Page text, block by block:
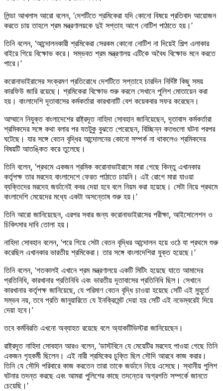
লিন্ডা আখলাস আরো বলেন, ‘দেশটিতে শ্রমিকেরা যদি কোনো বিষয়ে প্রতিবাদ আয়োজন
করতে চায় তাহলে শ্রম মন্ত্রণালয়কে দুই সপ্তাহ আগে নোটিশ পাঠাতে হয়।’
তিনি বলেন, ‘আন্দোলনকারী শ্রমিকেরা সেরকম কোনো নোটিশ না দিয়েই শিল্প এলাকার
বাইরে গিয়ে বিক্ষোভ করে। সম্ভবত শ্রম মন্ত্রণালয় এটিকে অবৈধ বিক্ষোভ মনে করতে
পারে।’
করোনাভাইরাসের সংক্রমণ প্রতিরোধে দেশটিতে সপ্তাহে চারদিন নির্দিষ্ট কিছু সময়
কারফিউ জারি রয়েছে। শ্রমিকেরা বিক্ষোভ শুরু করলে সেখানে পুলিশ মোতায়েন করা
হয়। বাংলাদেশি দূতাবাসের কর্মকর্তারা কারখানাটি বেশ কয়েকবার সফর করেছেন।
আম্মানে নিযুক্ত বাংলাদেশের রাষ্ট্রদূত নাহিদা সোবহান জানিয়েছেন, দূতাবাস কর্মকর্তারা
শ্রমিকদের সঙ্গে কথা বলার পর যতটুকু বুঝতে পেরেছেন, বিচ্ছিন্ন কতগুলো ঘটনা পরপর
ঘটেছে। যার সঙ্গে বেতন বৃদ্ধির আন্দোলনের কোনো সম্পর্ক না থাকলেও শ্রমিকদের
বিষয়টি আতঙ্কিত করে তুলেছে।
তিনি বলেন, ‘প্রথমে একজন শ্রমিক করোনাভাইরাসে মারা গেছে কিন্তু এখানকার
কর্তৃপক্ষ তার মরদেহ বাংলাদেশে ফেরত পাঠাতে চায়নি। এই রোগে মারা যাওয়া
ব্যক্তিদের মরদেহ জর্ডানেই কবর দেয়া হবে বলে নিয়ম করা হয়েছে। সেটা নিয়ে প্রথমে
বাংলাদেশি মেয়েদের মধ্যে একটা অসন্তোষ শুরু হয়।’
তিনি আরো জানিয়েছেন, এরপর সবার জন্য করোনাভাইরাসের পরীক্ষা, আইসোলেশন ও
চিকিৎসার দাবি তোলা হয়।
নাহিদা সোবহান বলেন, ‘পরে গিয়ে সেটা বেতন বৃদ্ধির আন্দোলন হয়ে ওঠে যা প্রথমে শুরু
করেছিল এখানকার ভারতীয় শ্রমিকেরা। তার সঙ্গে বাংলাদেশিরা যুক্ত হয়েছে।’
তিনি বলেন, ‘গতকালই এখানে শ্রম মন্ত্রণালয়ে একটি মিটিং হয়েছে যাতে আমাদের
প্রতিনিধি, কারখানার প্রতিনিধি এবং ভারতীয় দূতাবাসের প্রতিনিধি ছিল। সেখানে
কারখানার কর্তৃপক্ষ জানিয়েছে, যে পরিমাণ বেতন বৃদ্ধি চাওয়া হয়েছে সেটি এই মুহূর্তে
সম্ভব নয়, তবে প্রতি জানুয়ারিতে যে ইনক্রিমেন্ট দেয়া হয় সেটি এই নভেম্বরেই দিয়ে
দেয়া হবে।’
তবে কর্মবিরতি এখনো অব্যাহত রয়েছে বলে অ্যাকটিভিস্টরা জানিয়েছেন।
রাষ্ট্রদূত নাহিদা সোবহান আরও বলেন, ‘ডাস্টবিনে যে মেয়েটির মরদেহ পাওয়া গেছে তিনি
একজন গৃহকর্মী ছিলেন। এই নারী শ্রমিকের চুক্তি ছিল সৌদি আরবে কাজ করার।
তিনি যে সৌদি পরিবারে কাজ করতেন তারা তাকে জর্ডানে নিয়ে এসেছে। স্থানীয় পুলিশ
ঘটনার তদন্ত করছে এবং আমরা পুলিশের কাছে তদন্তের অগ্রগতি সম্পর্কে জানতে
চেয়েছি।’